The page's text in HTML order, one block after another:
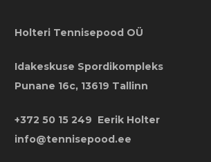
Holteri Tennisepood OÜ
Idakeskuse Spordikompleks
Punane 16c, 13619 Tallinn
+372 50 15 249 Eerik Holter
info@tennisepood.ee